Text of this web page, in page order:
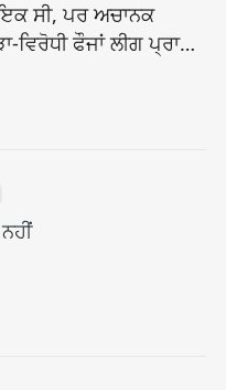
ਸੀ, ਪਰ ਅਚਾਨਕ
ਫੌਜਾਂ ਲੀਗ ਪ੍ਰਾਪਤ
ਮਾਸਟਰ ਨੂੰ ਅਪਵਾਦ
ਸਿਰਫ ਪਛਾਣ ਦੀ